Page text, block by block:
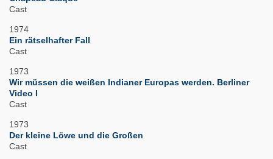
Cast
1974
Ein rätselhafter Fall
Cast
1973
Wir müssen die weißen Indianer Europas werden. Berliner
Video I
Cast
1973
Der kleine Löwe und die Großen
Cast